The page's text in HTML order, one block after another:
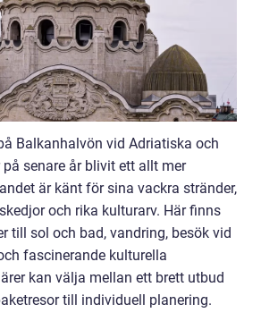
Balkanhalvön vid Adriatiska och
senare år blivit ett allt mer
är känt för sina vackra stränder,
och rika kulturarv. Här finns
till sol och bad, vandring, besök vid
fascinerande kulturella
kan välja mellan ett brett utbud
till individuell planering.